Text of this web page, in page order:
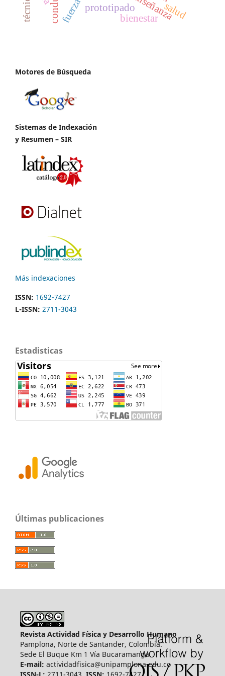
fuerza prototipado salud
bienestar
técnica
Motores de Búsqueda
Sistemas de Indexación
y Resumen – SIR
Más indexaciones
ISSN: 1692-7427
L-ISSN: 2711-3043
Estadisticas
Últimas publicaciones
Revista Actividad Física y Desarrollo Humano
Pamplona, Norte de Santander, Colombia.
Sede El Buque Km 1 Vía Bucaramanga.
E-mail: actividadfisica@unipamplona.edu.co